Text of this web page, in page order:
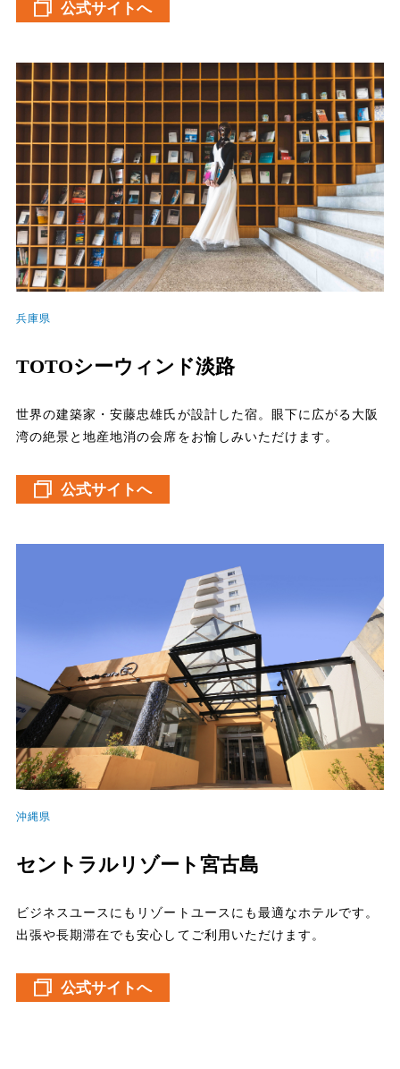
公式サイトへ
兵庫県
TOTOシーウィンド淡路
世界の建築家・安藤忠雄氏が設計した宿。眼下に広がる大阪
湾の絶景と地産地消の会席をお愉しみいただけます。
公式サイトへ
沖縄県
セントラルリゾート宮古島
ビジネスユースにもリゾートユースにも最適なホテルです。
出張や長期滞在でも安心してご利用いただけます。
公式サイトへ